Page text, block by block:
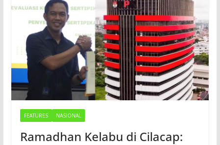
FEATURES NASIONAL
Ramadhan Kelabu di Cilacap: